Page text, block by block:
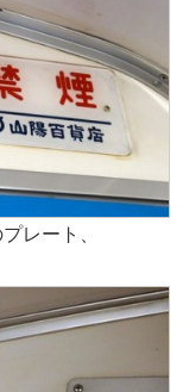
レート、